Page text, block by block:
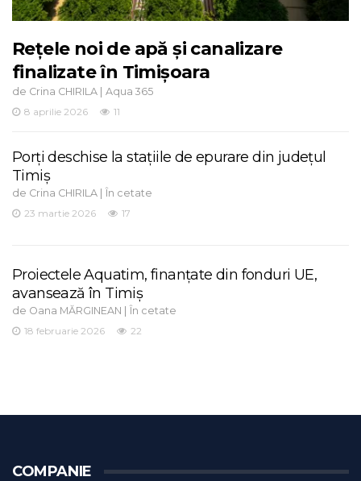
Rețele noi de apă și canalizare
finalizate în Timișoara
de Crina CHIRILA | Aqua 365
8 aprilie 2026
11
Porți deschise la stațiile de epurare din județul
Timiș
de Crina CHIRILA | În cetate
23 martie 2026
17
Proiectele Aquatim, finanțate din fonduri UE,
avansează în Timiș
de Oana MĂRGINEAN | În cetate
18 februarie 2026
22
COMPANIE